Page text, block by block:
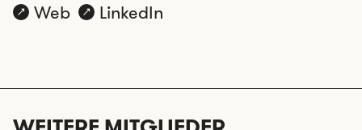
Web LinkedIn